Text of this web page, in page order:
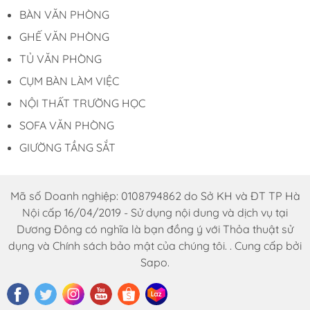
hiện đại, LV 52 chắc chắn là gợi ý không thể bỏ
qua.
THÔNG TIN LIÊN HỆ:
* Đặt hàng online tại website:
noithatduongdong.com
* Địa chỉ : A11 Xuân Phương, đường Trịnh Văn Bô,
Nam Từ Liêm, Hà Nội
* Facebook: Nội Thất Dương Đông
* Email : dautuduongdong@gmail.com
BÀN VĂN PHÒNG
GHẾ VĂN PHÒNG
TỦ VĂN PHÒNG
CỤM BÀN LÀM VIỆC
NỘI THẤT TRƯỜNG HỌC
SOFA VĂN PHÒNG
GIƯỜNG TẦNG SẮT
Mã số Doanh nghiệp: 0108794862 do Sở KH và ĐT TP Hà
Nội cấp 16/04/2019 - Sử dụng nội dung và dịch vụ tại
Dương Đông có nghĩa là bạn đồng ý với Thỏa thuật sử
dụng và Chính sách bảo mật của chúng tôi. . Cung cấp bởi
Sapo.